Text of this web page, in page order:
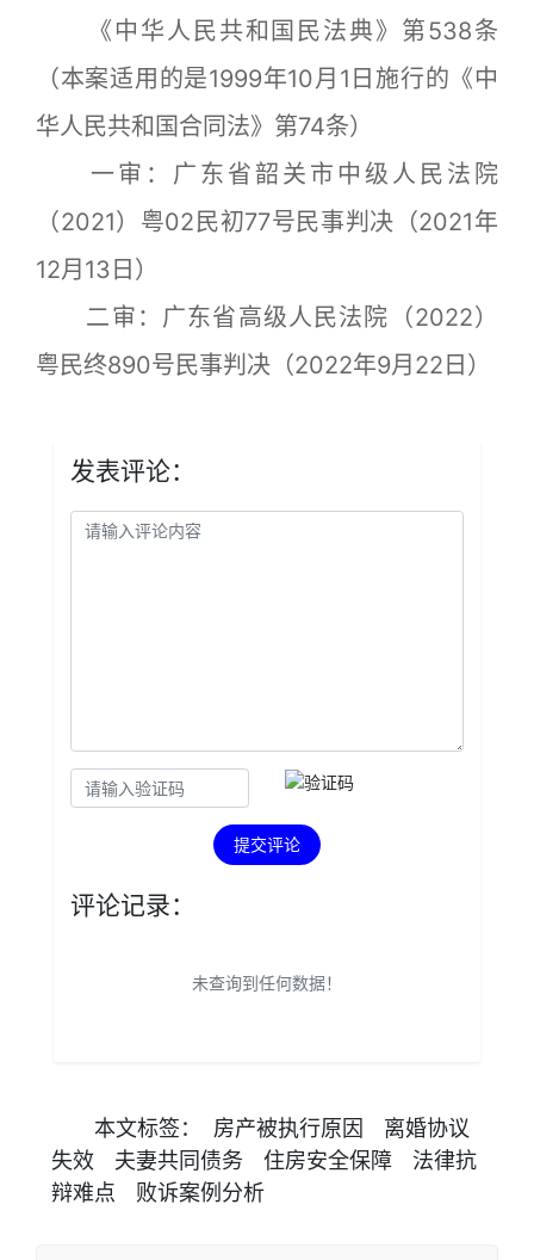
《中华人民共和国民法典》第538条
（本案适用的是1999年10月1日施行的《中
华人民共和国合同法》第74条）
一审：广东省韶关市中级人民法院
（2021）粤02民初77号民事判决（2021年
12月13日）
二审：广东省高级人民法院（2022）
粤民终890号民事判决（2022年9月22日）
发表评论：
提交评论
评论记录：
未查询到任何数据！
本文标签： 房产被执行原因
离婚协议
失效
夫妻共同债务 住房安全保障
法律抗
辩难点
败诉案例分析